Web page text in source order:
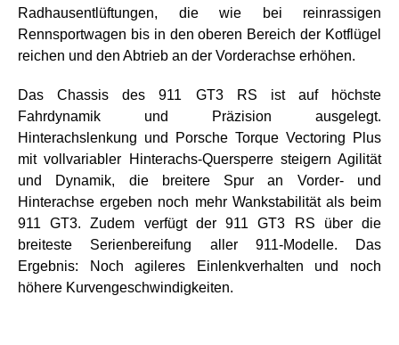
Radhausentlüftungen, die wie bei reinrassigen
Rennsportwagen bis in den oberen Bereich der Kotflügel
reichen und den Abtrieb an der Vorderachse erhöhen.
Das Chassis des 911 GT3 RS ist auf höchste
Fahrdynamik und Präzision ausgelegt.
Hinterachslenkung und Porsche Torque Vectoring Plus
mit vollvariabler Hinterachs-Quersperre steigern Agilität
und Dynamik, die breitere Spur an Vorder- und
Hinterachse ergeben noch mehr Wankstabilität als beim
911 GT3. Zudem verfügt der 911 GT3 RS über die
breiteste Serienbereifung aller 911-Modelle. Das
Ergebnis: Noch agileres Einlenkverhalten und noch
höhere Kurvengeschwindigkeiten.